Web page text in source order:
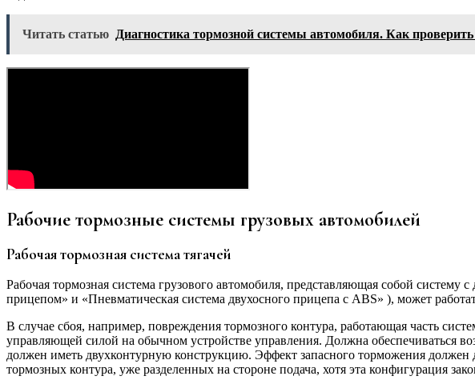
Читать статью Диагностика тормозной системы автомобиля. Как
Рабочие тормозные системы грузовых автомобилей
Рабочая тормозная система тягачей
Рабочая тормозная система грузового автомобиля, представляющая собой
прицепом» и «Пневматическая система двухосного прицепа с ABS» ), может
В случае сбоя, например, повреждения тор­мозного контура, работающая часть
управляющей силой на обычном устрой­стве управления. Должна обеспечиваться
должен иметь двухконтурную конструкцию. Эффект запасного торможения должен
тормозных контура, уже разделенных на стороне подача, хотя эта кон­фигурация